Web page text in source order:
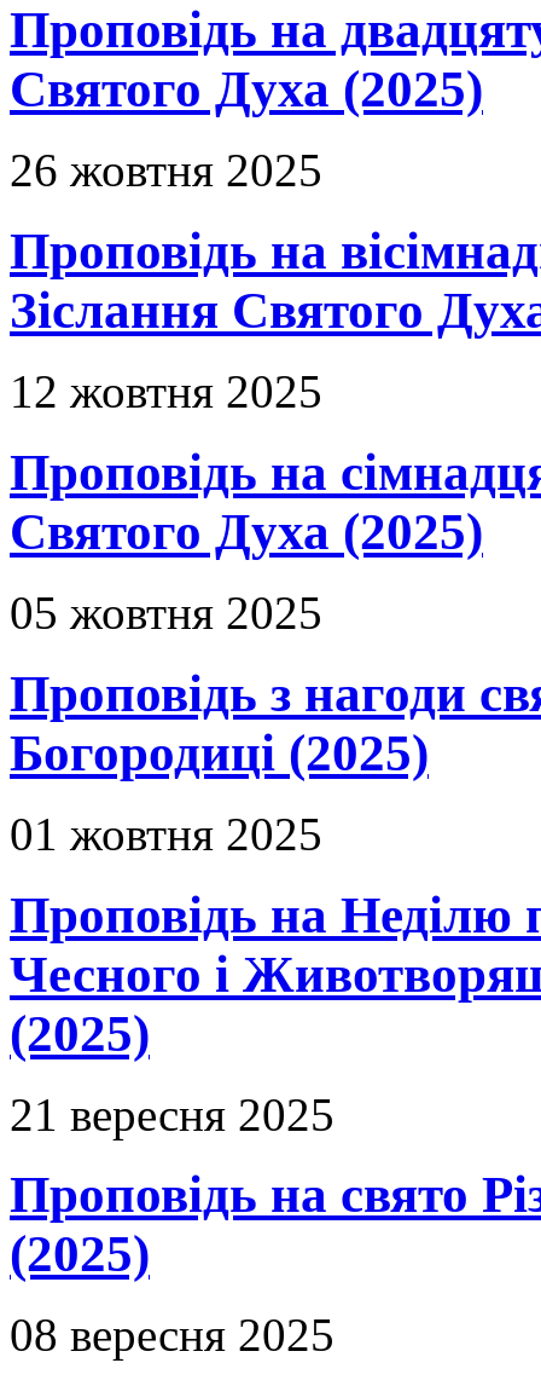
Проповідь на
Святого Духа (2025)
26 жовтня 2025
Проповідь на
Зіслання Святого
12 жовтня 2025
Проповідь на
Святого Духа (2025)
05 жовтня 2025
Проповідь з нагоди
Богородиці (2025)
01 жовтня 2025
Проповідь на Неділю
Чесного і
(2025)
21 вересня 2025
Проповідь на свято
(2025)
08 вересня 2025